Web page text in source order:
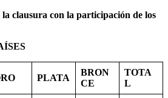
clausura con la participación de los
PLATA
BRON
CE
TOTA
L